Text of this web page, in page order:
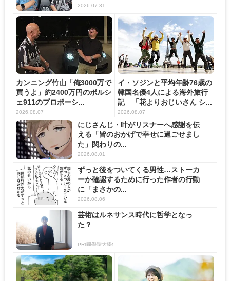
2026.07.31
カンニング竹山「俺3000万で
買うよ」約2400万円のポルシ
ェ911のプロポーシ...
2026.08.07
イ・ソジンと平均年齢76歳の
韓国名優4人による海外旅行
記 「花よりおじいさん シ...
2026.08.07
にじさんじ・叶がリスナーへ感謝を伝
える「皆のおかげで幸せに過ごせまし
た」関わりの...
2026.08.01
ずっと後をついてくる男性…ストーカ
ーか確認するために行った作者の行動
に「まさかの...
2026.08.06
芸術はルネサンス時代に哲学となっ
た？
PR(國學院大學)